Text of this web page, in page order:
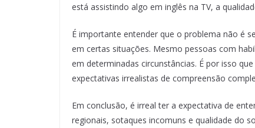
está assistindo algo em inglês na TV, a
É importante entender que o problema não é
em certas situações. Mesmo pessoas com
em determinadas circunstâncias. É por isso
expectativas irrealistas de compreensão
Em conclusão, é irreal ter a expectativa de
regionais, sotaques incomuns e qualidade do